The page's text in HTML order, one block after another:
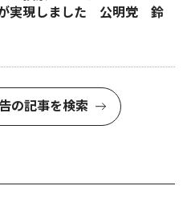
が実現しました 公明党 鈴
の記事を検索